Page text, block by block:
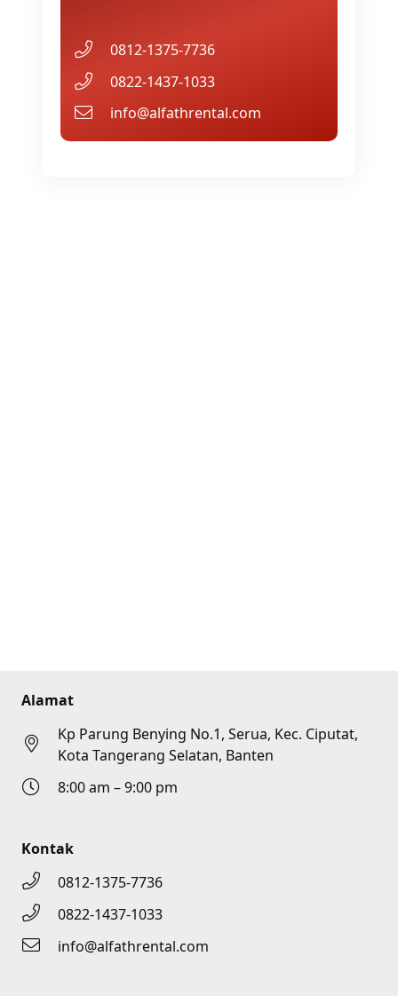
0812-1375-7736
0822-1437-1033
info@alfathrental.com
Alamat
Kp Parung Benying No.1, Serua, Kec. Ciputat,
Kota Tangerang Selatan, Banten
8:00 am – 9:00 pm
Kontak
0812-1375-7736
0822-1437-1033
info@alfathrental.com